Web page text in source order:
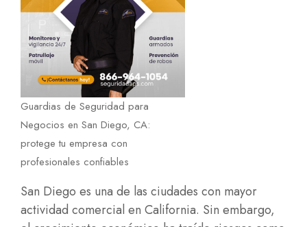
Guardias de Seguridad para
Negocios en San Diego, CA:
protege tu empresa con
profesionales confiables
San Diego es una de las ciudades con mayor
actividad comercial en California. Sin embargo,